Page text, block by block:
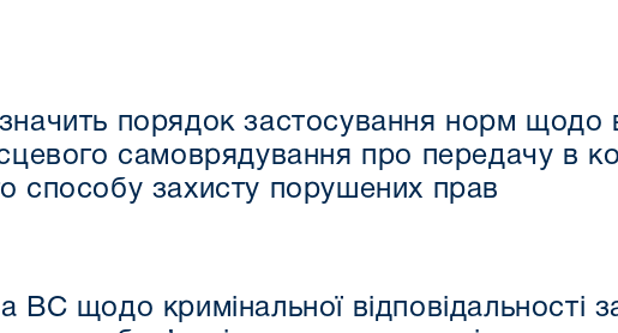
порядок застосування норм щодо
самоврядування про передачу в
способу захисту порушених прав
ВС щодо кримінальної відповідальності